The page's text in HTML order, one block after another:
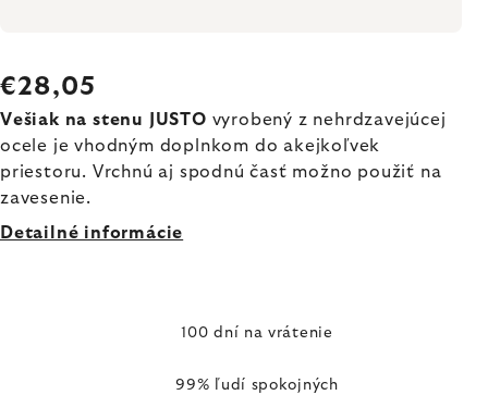
€28,05
Vešiak na stenu JUSTO vyrobený z nehrdzavejúcej
ocele je vhodným doplnkom do akejkoľvek
priestoru. Vrchnú aj spodnú časť možno použiť na
zavesenie.
Detailné informácie
100 dní na vrátenie
99% ľudí spokojných